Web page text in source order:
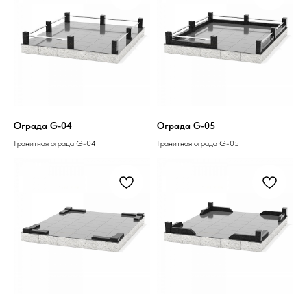
Ограда G-04
Гранитная ограда G-04
Ограда G-05
Гранитная ограда G-05